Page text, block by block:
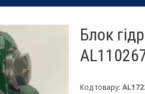
Блок
Код товару: